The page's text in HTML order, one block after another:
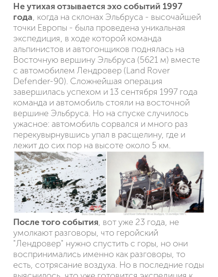
Не утихая отзывается эхо событий 1997
года, когда на склонах Эльбруса - высочайшей
точки Европы - была проведена уникальная
экспедиция, в ходе которой команда
альпинистов и автогонщиков поднялась на
Восточную вершину Эльбруса (5621 м) вместе
с автомобилем Лендровер (Land Rover
Defender-90). Cложнейшая операция
завершилась успехом и 13 сентября 1997 года
команда и автомобиль стояли на восточной
вершине Эльбруса. Но на спуске случилось
ужасное: автомобиль сорвался и много раз
перекувырнувшись упал в расщелину, где и
лежит до сих пор на высоте около 5 км.
После того события, вот уже 23 года, не
умолкают разговоры, что геройский
"Лендровер" нужно спустить с горы, но они
воспринимались именно как разговоры, то
есть, сотрясание воздуха. Но в последние годы